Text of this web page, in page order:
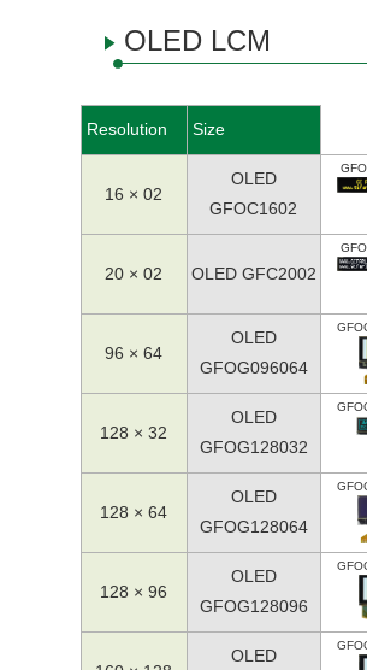
OLED LCM
Resolution Size
16 × 02
OLED
GFOC1602
20 × 02 OLED GFC2002
96 × 64
OLED
GFOG096064
128 × 32
OLED
GFOG128032
128 × 64
OLED
GFOG128064
128 × 96
OLED
GFOG128096
OLED